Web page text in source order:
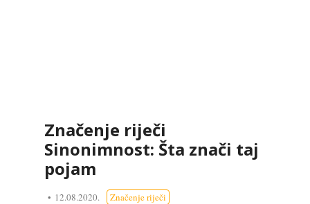
Značenje riječi
Sinonimnost: Šta znači taj
pojam
12.08.2020. Značenje riječi